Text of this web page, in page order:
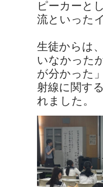
ピーカーと
流といった
生徒からは
いなかった
が分かった
射線に関す
れました。